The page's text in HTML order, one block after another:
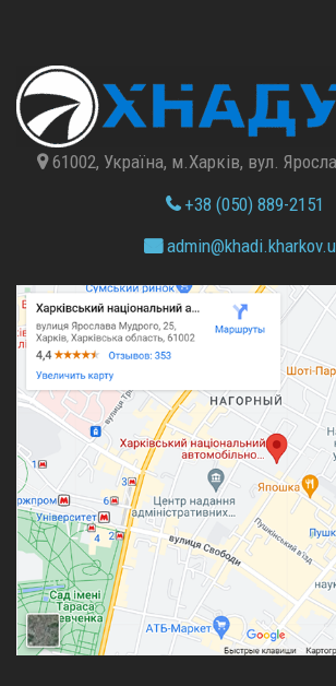
61002, Україна, м.Харків, вул.
+38 (050) 889-2151
admin@khadi.kharkov.